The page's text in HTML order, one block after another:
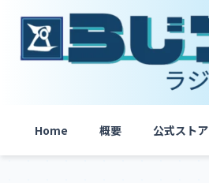
Home 概要 公式ストア